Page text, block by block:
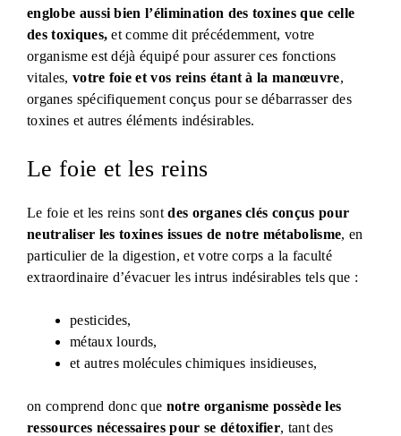
englobe aussi bien l’élimination des toxines que celle
des toxiques, et comme dit précédemment, votre
organisme est déjà équipé pour assurer ces fonctions
vitales, votre foie et vos reins étant à la manœuvre,
organes spécifiquement conçus pour se débarrasser des
toxines et autres éléments indésirables.
Le foie et les reins
Le foie et les reins sontdes organes clés conçus pour
neutraliser les toxines issues de notre métabolisme, en
particulier de la digestion, et votre corps a la faculté
extraordinaire d’évacuer les intrus indésirables tels que :
pesticides,
métaux lourds,
et autres molécules chimiques insidieuses,
on comprend donc que notre organisme possède les
ressources nécessaires pour se détoxifier, tant des